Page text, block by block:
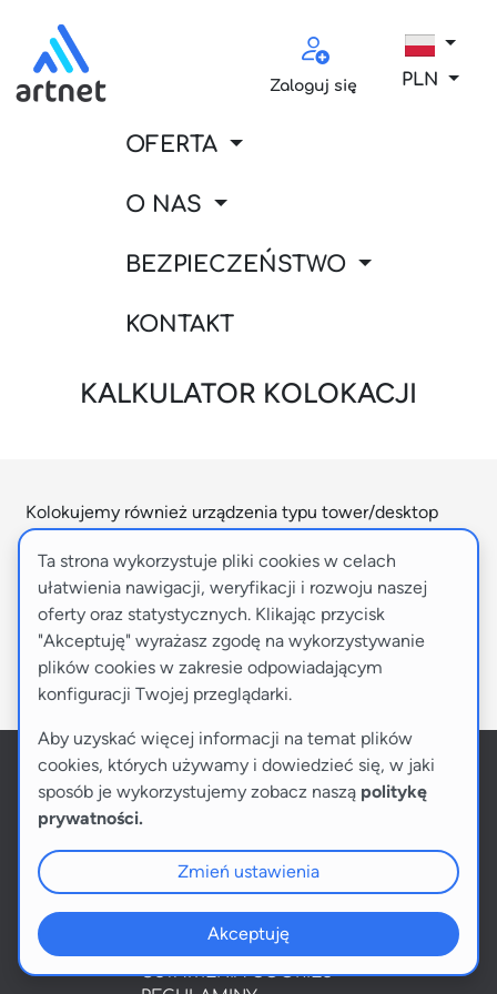
OFERTA
O NAS
BEZPIECZEŃSTWO
KONTAKT
Zaloguj się PLN
KALKULATOR KOLOKACJI
Kolokujemy również urządzenia typu tower/desktop
oraz inny sprzęt serwerowy (m.in. koparki bitcoin). W
przypadku tego typu urządzeń proponujemy
rozpoczęcie konfiguracji od wyboru kolokacji 1U i
przesłanie nam dodatkowych informacji o sprzęcie w
uwagach lub o bezpośredni kontakt mailowy
nasprzedaz@artnet.pl.
PANEL KLIENTA
POLITYKA PRYWATNOŚCI
USTAWIENIA COOKIES
Ta strona wykorzystuje pliki cookies w celach
ułatwienia nawigacji, weryfikacji i rozwoju naszej
oferty oraz statystycznych. Klikając przycisk
"Akceptuję" wyrażasz zgodę na wykorzystywanie
plików cookies w zakresie odpowiadającym
konfiguracji Twojej przeglądarki.
Aby uzyskać więcej informacji na temat plików
cookies, których używamy i dowiedzieć się, w jaki
sposób je wykorzystujemy zobacz naszą politykę
prywatności.
Zmień ustawienia
Akceptuję